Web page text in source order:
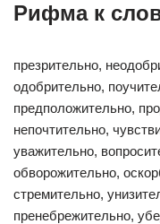
Рифма к
презрительно,
одобрительно,
предположительно,
непочтительно,
уважительно,
обворожительно,
стремительно,
пренебрежительно,